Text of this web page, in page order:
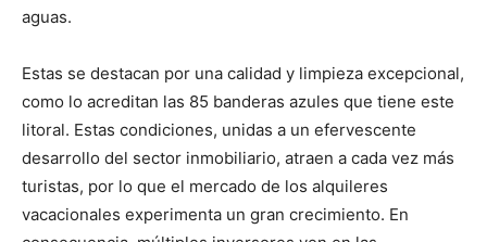
aguas.
Estas se destacan por una calidad y limpieza excepcional,
como lo acreditan las 85 banderas azules que tiene este
litoral. Estas condiciones, unidas a un efervescente
desarrollo del sector inmobiliario, atraen a cada vez más
turistas, por lo que el mercado de los alquileres
vacacionales experimenta un gran crecimiento. En